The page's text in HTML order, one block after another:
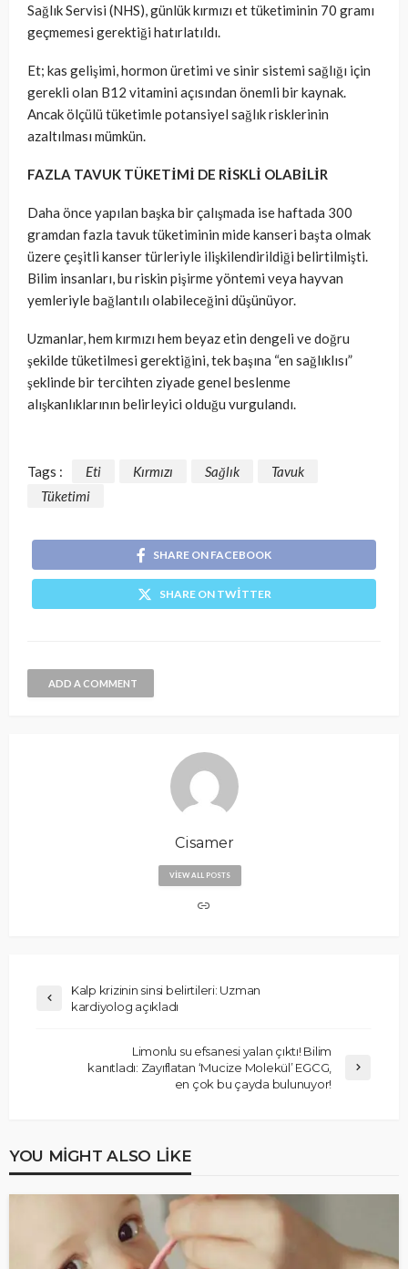
Sağlık Servisi (NHS), günlük kırmızı et tüketiminin 70 gramı
geçmemesi gerektiği hatırlatıldı.
Et; kas gelişimi, hormon üretimi ve sinir sistemi sağlığı için
gerekli olan B12 vitamini açısından önemli bir kaynak.
Ancak ölçülü tüketimle potansiyel sağlık risklerinin
azaltılması mümkün.
FAZLA TAVUK TÜKETİMİ DE RİSKLİ OLABİLİR
Daha önce yapılan başka bir çalışmada ise haftada 300
gramdan fazla tavuk tüketiminin mide kanseri başta olmak
üzere çeşitli kanser türleriyle ilişkilendirildiği belirtilmişti.
Bilim insanları, bu riskin pişirme yöntemi veya hayvan
yemleriyle bağlantılı olabileceğini düşünüyor.
Uzmanlar, hem kırmızı hem beyaz etin dengeli ve doğru
şekilde tüketilmesi gerektiğini, tek başına “en sağlıklısı”
şeklinde bir tercihten ziyade genel beslenme
alışkanlıklarının belirleyici olduğu vurgulandı.
Tags : Eti Kırmızı Sağlık
Tavuk
Tüketimi
SHARE ON FACEBOOK
SHARE ON TWITTER
ADD A COMMENT
Cisamer
VIEW ALL POSTS
Kalp krizinin sinsi belirtileri: Uzman
kardiyolog açıkladı
Limonlu su efsanesi yalan çıktı! Bilim
kanıtladı: Zayıflatan ‘Mucize Molekül’ EGCG,
en çok bu çayda bulunuyor!
YOU MIGHT ALSO LIKE